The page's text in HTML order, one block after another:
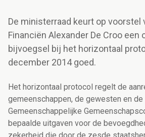
De ministerraad keurt op voorstel
Financiën Alexander De Croo een
bijvoegsel bij het horizontaal
december 2014 goed.
Het horizontaal protocol regelt de
gemeenschappen, de gewesten en de
Gemeenschappelijke
bepaalde uitgaven voor de